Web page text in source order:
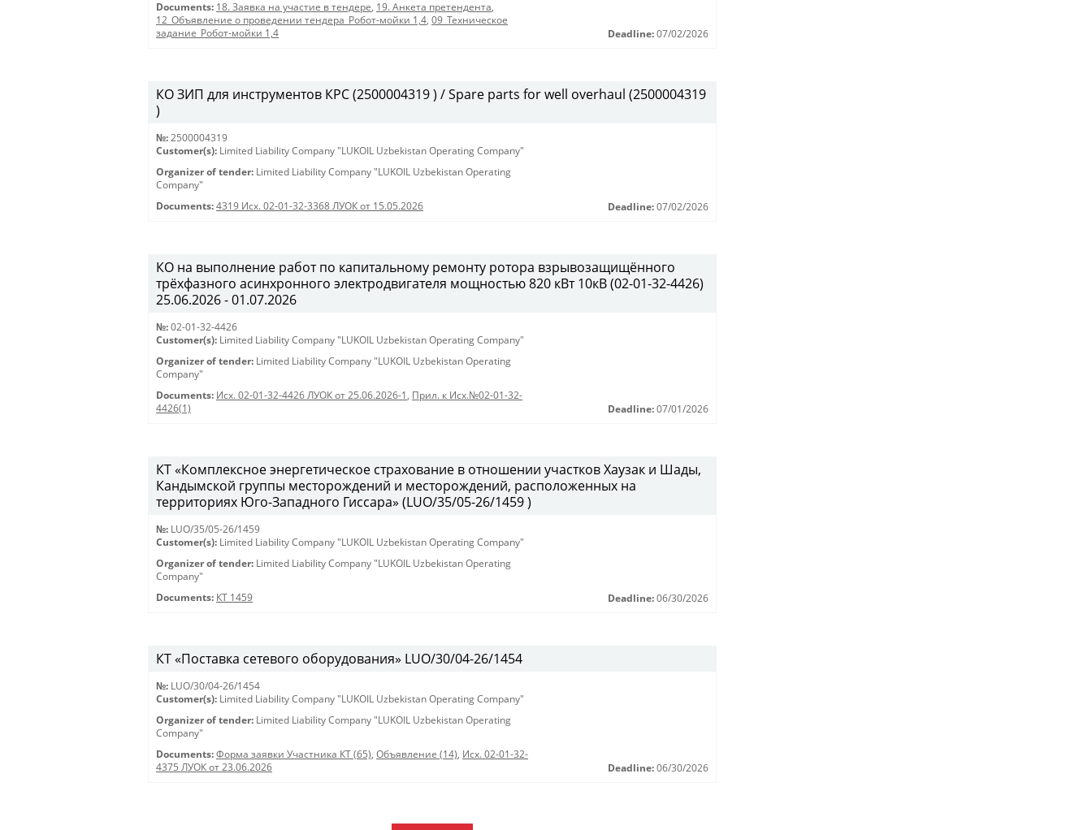
Documents: 18. Заявка на участие в тендере, 19. Анкета претендента,
12_Объявление о проведении тендера_Робот-мойки 1,4, 09_Техническое
задание_Робот-мойки 1,4
Deadline: 07/02/2026
КО ЗИП для инструментов КРС (2500004319 ) / Spare parts for well overhaul (2500004319
)
№: 2500004319
Customer(s): Limited Liability Company "LUKOIL Uzbekistan Operating Company"
Organizer of tender: Limited Liability Company "LUKOIL Uzbekistan Operating
Company"
Documents: 4319 Исх. 02-01-32-3368 ЛУОК от 15.05.2026 Deadline: 07/02/2026
КО на выполнение работ по капитальному ремонту ротора взрывозащищённого
трёхфазного асинхронного электродвигателя мощностью 820 кВт 10кВ (02-01-32-4426)
25.06.2026 - 01.07.2026
№: 02-01-32-4426
Customer(s): Limited Liability Company "LUKOIL Uzbekistan Operating Company"
Organizer of tender: Limited Liability Company "LUKOIL Uzbekistan Operating
Company"
Documents: Исх. 02-01-32-4426 ЛУОК от 25.06.2026-1 , Прил. к Исх.№02-01-32-
4426(1)
Deadline: 07/01/2026
КТ «Комплексное энергетическое страхование в отношении участков Хаузак и Шады,
Кандымской группы месторождений и месторождений, расположенных на
территориях Юго-Западного Гиссара» (LUO/35/05-26/1459 )
№: LUO/35/05-26/1459
Customer(s): Limited Liability Company "LUKOIL Uzbekistan Operating Company"
Organizer of tender: Limited Liability Company "LUKOIL Uzbekistan Operating
Company"
Documents: КТ 1459 Deadline: 06/30/2026
КТ «Поставка сетевого оборудования» LUO/30/04-26/1454
№: LUO/30/04-26/1454
Customer(s): Limited Liability Company "LUKOIL Uzbekistan Operating Company"
Organizer of tender: Limited Liability Company "LUKOIL Uzbekistan Operating
Company"
Documents: Форма заявки Участника КТ (65), Объявление (14), Исх. 02-01-32-
4375 ЛУОК от 23.06.2026
Deadline: 06/30/2026